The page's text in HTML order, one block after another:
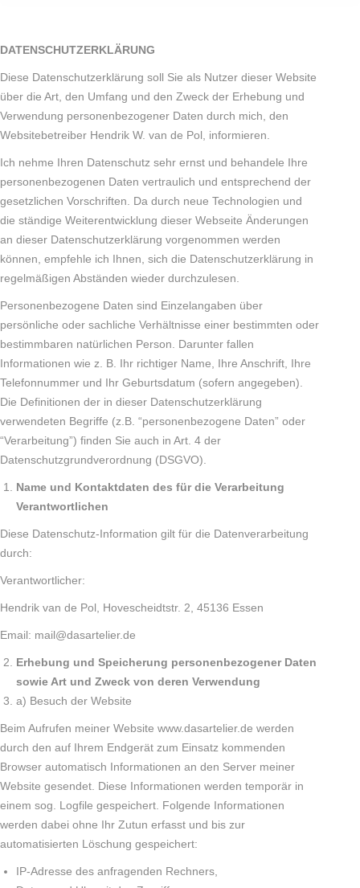
DATENSCHUTZERKLÄRUNG
Diese Datenschutzerklärung soll Sie als Nutzer dieser Website
über die Art, den Umfang und den Zweck der Erhebung und
Verwendung personenbezogener Daten durch mich, den
Websitebetreiber Hendrik W. van de Pol, informieren.
Ich nehme Ihren Datenschutz sehr ernst und behandele Ihre
personenbezogenen Daten vertraulich und entsprechend der
gesetzlichen Vorschriften. Da durch neue Technologien und
die ständige Weiterentwicklung dieser Webseite Änderungen
an dieser Datenschutzerklärung vorgenommen werden
können, empfehle ich Ihnen, sich die Datenschutzerklärung in
regelmäßigen Abständen wieder durchzulesen.
Personenbezogene Daten sind Einzelangaben über
persönliche oder sachliche Verhältnisse einer bestimmten oder
bestimmbaren natürlichen Person. Darunter fallen
Informationen wie z. B. Ihr richtiger Name, Ihre Anschrift, Ihre
Telefonnummer und Ihr Geburtsdatum (sofern angegeben).
Die Definitionen der in dieser Datenschutzerklärung
verwendeten Begriffe (z.B. “personenbezogene Daten” oder
“Verarbeitung”) finden Sie auch in Art. 4 der
Datenschutzgrundverordnung (DSGVO).
Name und Kontaktdaten des für die Verarbeitung
Verantwortlichen
Diese Datenschutz-Information gilt für die Datenverarbeitung
durch:
Verantwortlicher:
Hendrik van de Pol, Hovescheidtstr. 2, 45136 Essen
Email: mail@dasartelier.de
Erhebung und Speicherung personenbezogener Daten
sowie Art und Zweck von deren Verwendung
a) Besuch der Website
Beim Aufrufen meiner Website www.dasartelier.de werden
durch den auf Ihrem Endgerät zum Einsatz kommenden
Browser automatisch Informationen an den Server meiner
Website gesendet. Diese Informationen werden temporär in
einem sog. Logfile gespeichert. Folgende Informationen
werden dabei ohne Ihr Zutun erfasst und bis zur
automatisierten Löschung gespeichert:
IP-Adresse des anfragenden Rechners,